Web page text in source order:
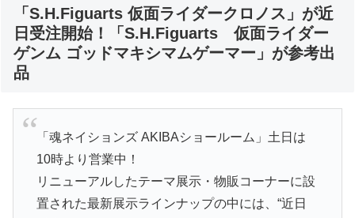
「S.H.Figuarts 仮面ライダークロノス」が近
日受注開始！「S.H.Figuarts 仮面ライダー
ゲンム ゴッドマキシマムゲーマー」が参考出
品
「魂ネイションズ AKIBAショールーム」土日は
10時より営業中！
リニューアルしたテーマ展示・物販コーナーに設
置された最新展示ラインナップの中には、“近日